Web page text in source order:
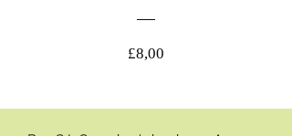
£8,00